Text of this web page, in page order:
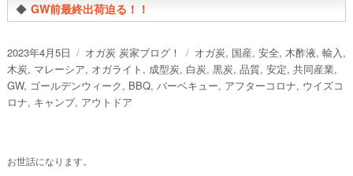
◆ GW前最終出荷迫る！！
投
稿
日:
2023年4月5日
カ
テ
ゴ
リ
オガ炭 炭家ブログ！
タ
グ
オガ炭, 国産, 安全, 木酢液, 輸入,
木炭, マレーシア, オガライト , 成型炭, 白炭, 黒炭, 品質, 安定, 共同産業,
GW, ゴールデンウィーク, BBQ, バーベキュー, アフターコロナ, ウイズコ
ロナ, キャンプ, アウトドア
お世話になります。